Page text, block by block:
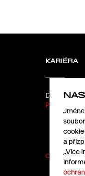
KARIÉRA
Dáme kafe?
Pošlete nám
Cookies |
a
„Více